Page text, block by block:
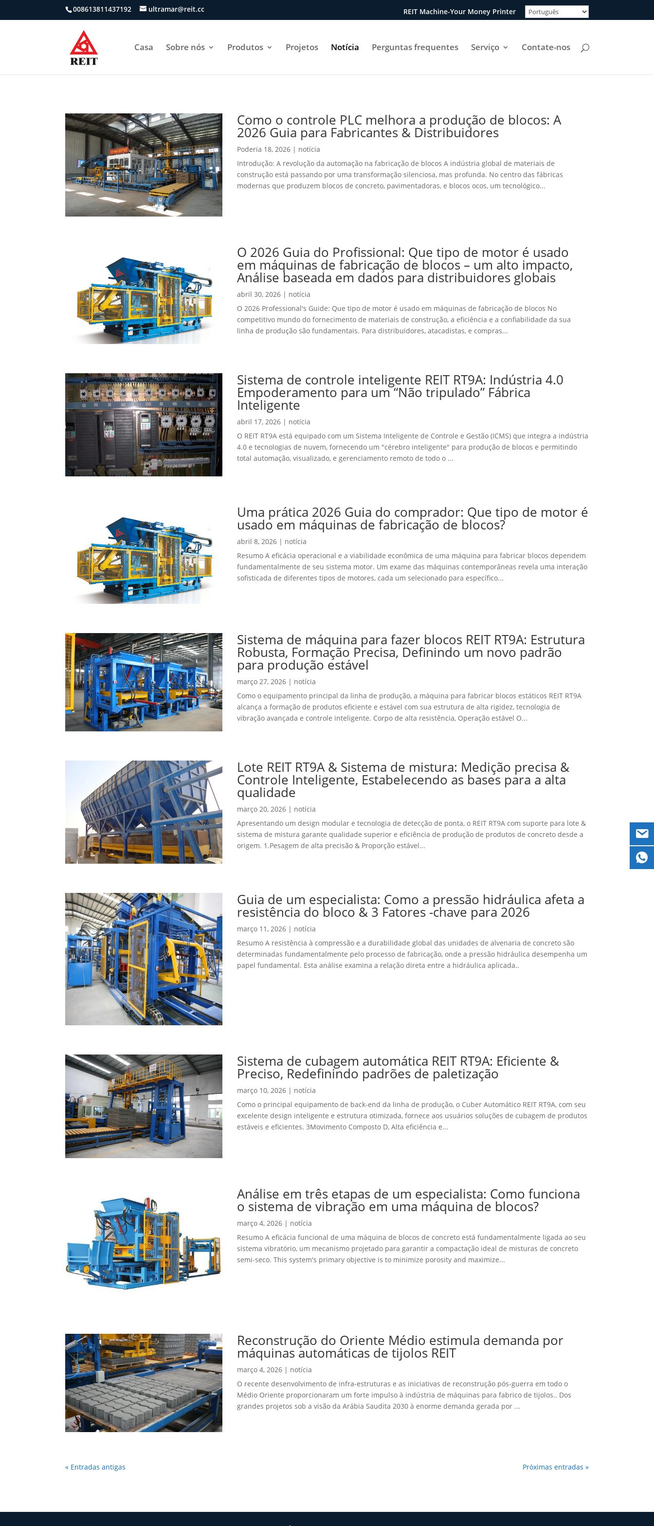
008613811437192 ultramar@reit.cc REIT Machine-Your Money Printer
Casa Sobre nós Produtos Projetos Notícia Perguntas frequentes Serviço Contate-nos
Como o controle PLC melhora a produção de blocos: A
2026 Guia para Fabricantes & Distribuidores
Poderia 18, 2026| notícia
Introdução: A revolução da automação na fabricação de blocos A indústria global de materiais de
construção está passando por uma transformação silenciosa, mas profunda. No centro das fábricas
modernas que produzem blocos de concreto, pavimentadoras, e blocos ocos, um tecnológico...
O 2026 Guia do Profissional: Que tipo de motor é usado
em máquinas de fabricação de blocos – um alto impacto,
Análise baseada em dados para distribuidores globais
abril 30, 2026| notícia
O 2026 Professional's Guide: Que tipo de motor é usado em máquinas de fabricação de blocos No
competitivo mundo do fornecimento de materiais de construção, a eficiência e a confiabilidade da sua
linha de produção são fundamentais. Para distribuidores, atacadistas, e compras...
Sistema de controle inteligente REIT RT9A: Indústria 4.0
Empoderamento para um “Não tripulado” Fábrica
Inteligente
abril 17, 2026| notícia
O REIT RT9A está equipado com um Sistema Inteligente de Controle e Gestão (ICMS) que integra a indústria
4.0 e tecnologias de nuvem, fornecendo um "cérebro inteligente" para produção de blocos e permitindo
total automação, visualizado, e gerenciamento remoto de todo o ...
Uma prática 2026 Guia do comprador: Que tipo de motor é
usado em máquinas de fabricação de blocos?
abril 8, 2026| notícia
Resumo A eficácia operacional e a viabilidade econômica de uma máquina para fabricar blocos dependem
fundamentalmente de seu sistema motor. Um exame das máquinas contemporâneas revela uma interação
sofisticada de diferentes tipos de motores, cada um selecionado para específico...
Sistema de máquina para fazer blocos REIT RT9A: Estrutura
Robusta, Formação Precisa, Definindo um novo padrão
para produção estável
março 27, 2026| notícia
Como o equipamento principal da linha de produção, a máquina para fabricar blocos estáticos REIT RT9A
alcança a formação de produtos eficiente e estável com sua estrutura de alta rigidez, tecnologia de
vibração avançada e controle inteligente. Corpo de alta resistência, Operação estável O...
Lote REIT RT9A & Sistema de mistura: Medição precisa &
Controle Inteligente, Estabelecendo as bases para a alta
qualidade
março 20, 2026| notícia
Apresentando um design modular e tecnologia de detecção de ponta, o REIT RT9A com suporte para lote &
sistema de mistura garante qualidade superior e eficiência de produção de produtos de concreto desde a
origem. 1.Pesagem de alta precisão & Proporção estável...
Guia de um especialista: Como a pressão hidráulica afeta a
resistência do bloco & 3 Fatores -chave para 2026
março 11, 2026| notícia
Resumo A resistência à compressão e a durabilidade global das unidades de alvenaria de concreto são
determinadas fundamentalmente pelo processo de fabricação, onde a pressão hidráulica desempenha um
papel fundamental. Esta análise examina a relação direta entre a hidráulica aplicada..
Sistema de cubagem automática REIT RT9A: Eficiente &
Preciso, Redefinindo padrões de paletização
março 10, 2026| notícia
Como o principal equipamento de back-end da linha de produção, o Cuber Automático REIT RT9A, com seu
excelente design inteligente e estrutura otimizada, fornece aos usuários soluções de cubagem de produtos
estáveis ​​e eficientes. 3Movimento Composto D, Alta eficiência e...
Análise em três etapas de um especialista: Como funciona
o sistema de vibração em uma máquina de blocos?
março 4, 2026| notícia
Resumo A eficácia funcional de uma máquina de blocos de concreto está fundamentalmente ligada ao seu
sistema vibratório, um mecanismo projetado para garantir a compactação ideal de misturas de concreto
semi-seco. This system's primary objective is to minimize porosity and maximize...
Reconstrução do Oriente Médio estimula demanda por
máquinas automáticas de tijolos REIT
março 4, 2026| notícia
O recente desenvolvimento de infra-estruturas e as iniciativas de reconstrução pós-guerra em todo o
Médio Oriente proporcionaram um forte impulso à indústria de máquinas para fabrico de tijolos.. Dos
grandes projetos sob a visão da Arábia Saudita 2030 à enorme demanda gerada por ...
« Entradas antigas Próximas entradas »